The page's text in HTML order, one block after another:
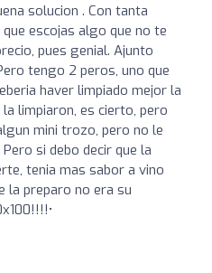
solucion . Con tanta
escojas algo que no te
pues genial. Ajunto
tengo 2 peros, uno que
haver limpiado mejor la
limpiaron, es cierto, pero
mini trozo, pero no le
si debo decir que la
tenia mas sabor a vino
la preparo no era su